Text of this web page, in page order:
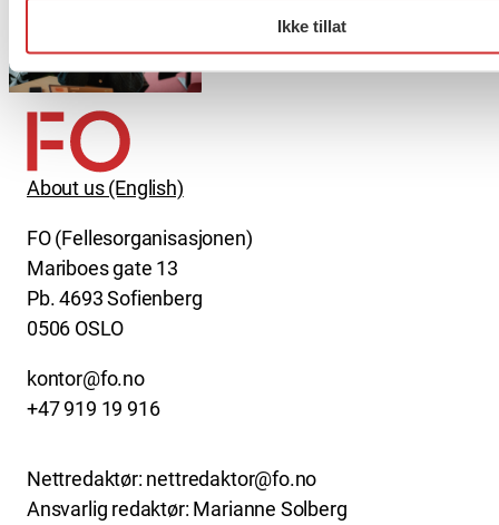
Ikke tillat
Møt Anneli i yrkesetisk råd
About us (English)
FO (Fellesorganisasjonen)
Mariboes gate 13
Pb. 4693 Sofienberg
0506 OSLO
kontor@fo.no
+47 919 19 916
Nettredaktør: nettredaktor@fo.no
Ansvarlig redaktør: Marianne Solberg